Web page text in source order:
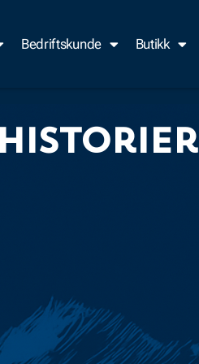
Bedriftskunde Butikk